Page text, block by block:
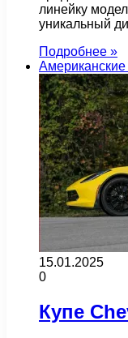
линейку
уникальный
Подробнее »
15.01.2025
0
Купе